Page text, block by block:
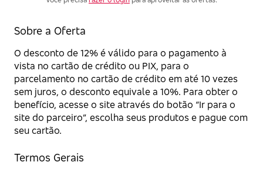
Sobre a Oferta
O desconto de 12% é válido para o pagamento à
vista no cartão de crédito ou PIX, para o
parcelamento no cartão de crédito em até 10 vezes
sem juros, o desconto equivale a 10%. Para obter o
benefício, acesse o site através do botão “Ir para o
site do parceiro”, escolha seus produtos e pague com
seu cartão.
Termos Gerais